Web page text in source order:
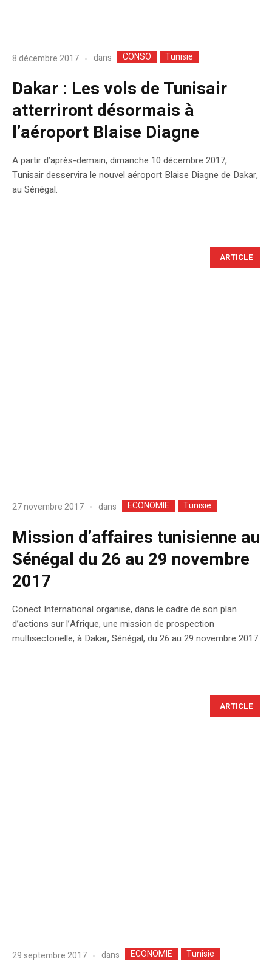
8 décembre 2017 dans CONSO Tunisie
Dakar : Les vols de Tunisair
atterriront désormais à
l’aéroport Blaise Diagne
A partir d’après-demain, dimanche 10 décembre 2017,
Tunisair desservira le nouvel aéroport Blaise Diagne de Dakar,
au Sénégal.
ARTICLE
27 novembre 2017 dans ECONOMIE Tunisie
Mission d’affaires tunisienne au
Sénégal du 26 au 29 novembre
2017
Conect International organise, dans le cadre de son plan
d’actions sur l’Afrique, une mission de prospection
multisectorielle, à Dakar, Sénégal, du 26 au 29 novembre 2017.
ARTICLE
29 septembre 2017 dans ECONOMIE Tunisie